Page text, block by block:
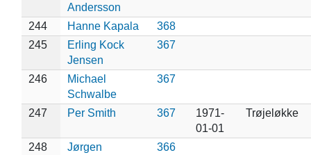
Andersson
244 Hanne Kapala
368
245
Erling Kock
Jensen
367
246
Michael
Schwalbe
367
247 Per Smith 367
1971-
01-01
Trøjeløkke
248
Jørgen
366